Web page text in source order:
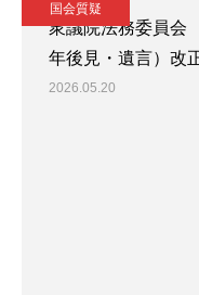
国会質疑
衆議院法務委員
年後見・遺言）改
2026.05.20